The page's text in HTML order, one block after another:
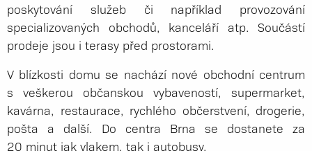
poskytování služeb či například provozování
specializovaných obchodů, kanceláří atp. Součástí
prodeje jsou i terasy před prostorami.
V blízkosti domu se nachází nové obchodní centrum
s veškerou občanskou vybaveností, supermarket,
kavárna, restaurace, rychlého občerstvení, drogerie,
pošta a další. Do centra Brna se dostanete za
20 minut jak vlakem, tak i autobusy.